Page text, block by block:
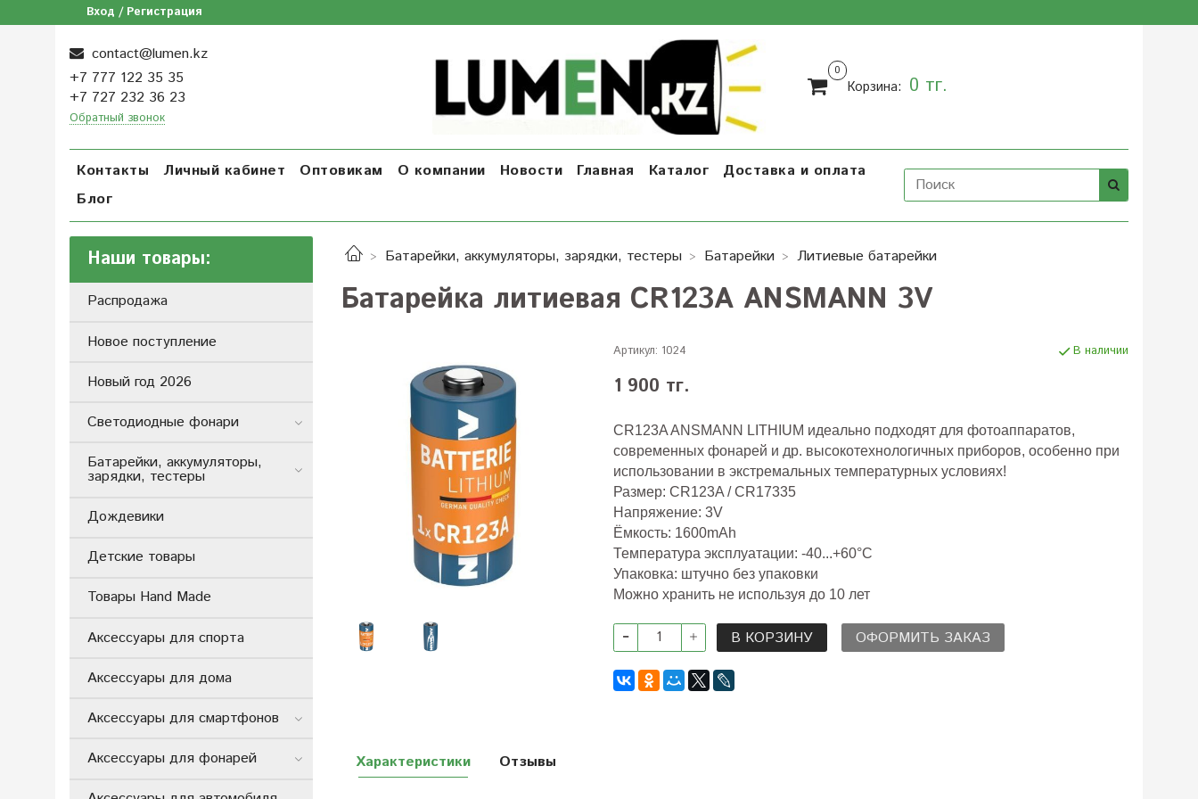
Вход / Регистрация
contact@lumen.kz
+7 777 122 35 35
+7 727 232 36 23
Обратный звонок
0
Корзина: 0 тг.
Контакты Личный кабинет Оптовикам О компании Новости Главная Каталог
Доставка и оплата
Блог
Батарейки, аккумуляторы, зарядки, тестеры Батарейки Литиевые батарейки
Батарейка литиевая CR123A ANSMANN 3V
Артикул: 1024 В наличии
1 900 тг.
CR123A ANSMANN LITHIUM идеально подходят для фотоаппаратов,
современных фонарей и др. высокотехнологичных приборов, особенно при
использовании в экстремальных температурных условиях!
Размер: CR123A / CR17335
Напряжение: 3V
Ёмкость: 1600mAh
Температура эксплуатации: -40...+60°C
Упаковка: штучно без упаковки
Можно хранить не используя до 10 лет
В КОРЗИНУ ОФОРМИТЬ ЗАКАЗ
Характеристики Отзывы
Наши товары:
Распродажа
Новое поступление
Новый год 2026
Светодиодные фонари
Батарейки, аккумуляторы,
зарядки, тестеры
Дождевики
Детские товары
Товары Hand Made
Аксессуары для спорта
Аксессуары для дома
Аксессуары для смартфонов
Аксессуары для фонарей